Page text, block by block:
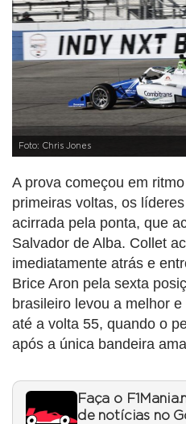
Foto: Chris Jones
A prova começou em
primeiras voltas, os
acirrada pela ponta, que
Salvador de Alba. Collet
imediatamente atrás e
Brice Aron pela sexta
brasileiro levou a melhor
até a volta 55, quando o
após a única bandeira
Faça o
de notícias no